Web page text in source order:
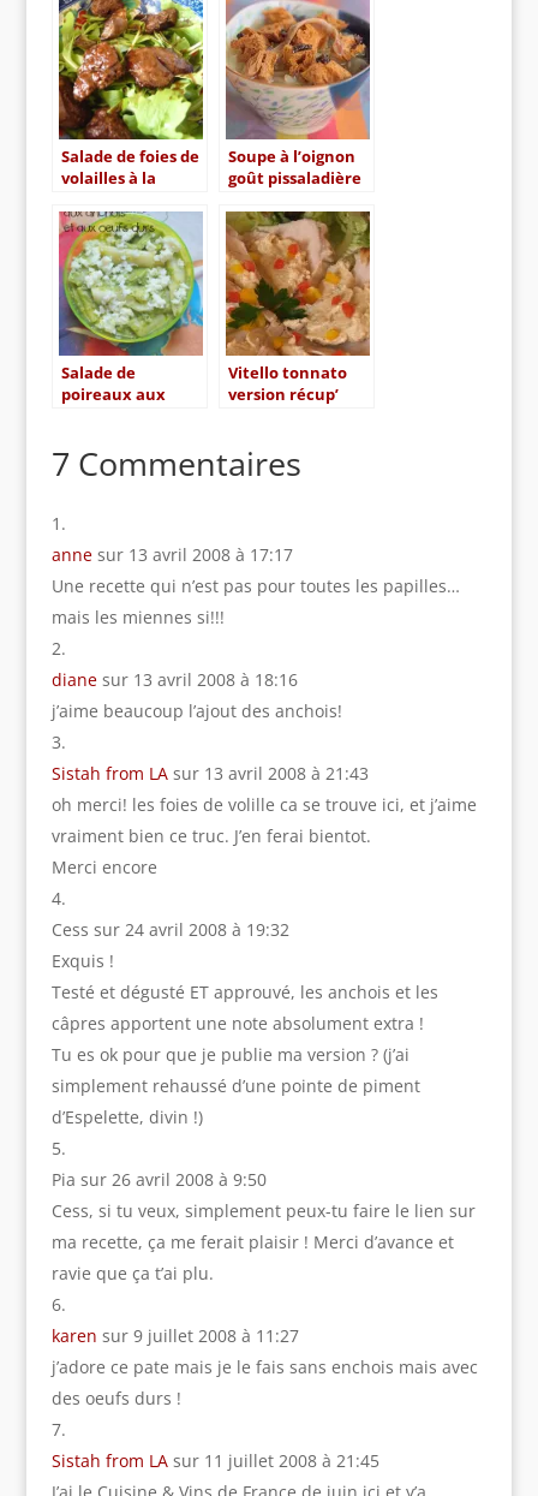
Salade de foies de
volailles à la
Soupe à l’oignon
goût pissaladière
Salade de
poireaux aux
Vitello tonnato
version récup’
7 Commentaires
anne sur 13 avril 2008 à 17:17
Une recette qui n’est pas pour toutes les papilles…
mais les miennes si!!!
diane sur 13 avril 2008 à 18:16
j’aime beaucoup l’ajout des anchois!
Sistah from LA sur 13 avril 2008 à 21:43
oh merci! les foies de volille ca se trouve ici, et j’aime
vraiment bien ce truc. J’en ferai bientot.
Merci encore
Cess sur 24 avril 2008 à 19:32
Exquis !
Testé et dégusté ET approuvé, les anchois et les
câpres apportent une note absolument extra !
Tu es ok pour que je publie ma version ? (j’ai
simplement rehaussé d’une pointe de piment
d’Espelette, divin !)
Pia sur 26 avril 2008 à 9:50
Cess, si tu veux, simplement peux-tu faire le lien sur
ma recette, ça me ferait plaisir ! Merci d’avance et
ravie que ça t’ai plu.
karen sur 9 juillet 2008 à 11:27
j’adore ce pate mais je le fais sans enchois mais avec
des oeufs durs !
Sistah from LA sur 11 juillet 2008 à 21:45